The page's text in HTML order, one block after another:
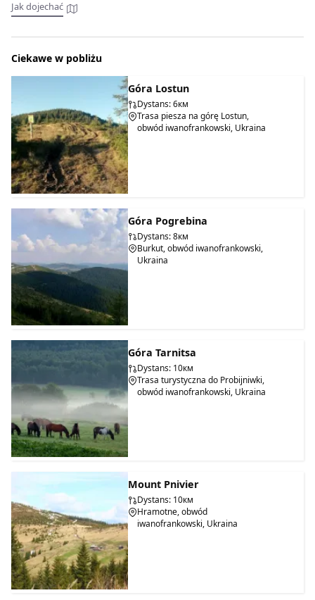
Jak dojechać
Ciekawe w pobliżu
Góra Lostun
Dystans: 6км
Trasa piesza na górę Lostun,
obwód iwanofrankowski, Ukraina
Góra Pogrebina
Dystans: 8км
Burkut, obwód iwanofrankowski,
Ukraina
Góra Tarnitsa
Dystans: 10км
Trasa turystyczna do Probijniwki,
obwód iwanofrankowski, Ukraina
Mount Pnivier
Dystans: 10км
Hramotne, obwód
iwanofrankowski, Ukraina